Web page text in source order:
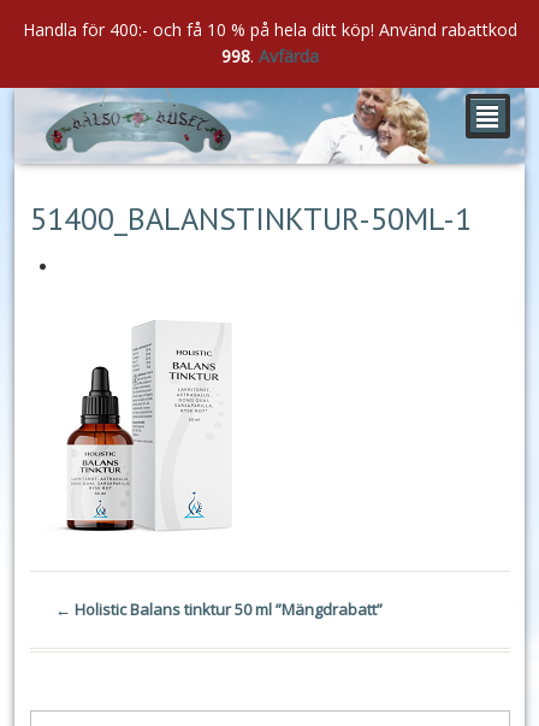
²
51400_BALANSTINKTUR-50ML-1
← Holistic Balans tinktur 50 ml ”Mängdrabatt”
Handla för 400:- och få 10 % på hela ditt köp! Använd rabattkod
998. Avfärda